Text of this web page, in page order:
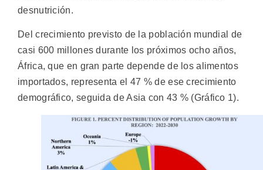
desnutrición.
Del crecimiento previsto de la población mundial de
casi 600 millones durante los próximos ocho años,
África, que en gran parte depende de los alimentos
importados, representa el 47 % de ese crecimiento
demográfico, seguida de Asia con 43 % (Gráfico 1).